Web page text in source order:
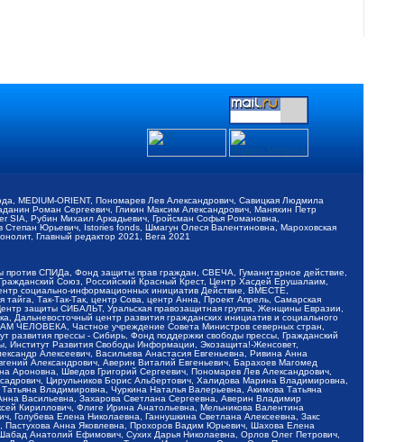
MEDIUM-ORIENT, Пономарев Лев Александрович, Савицкая Людмила
Роман Сергеевич, Гликин Максим Александрович, Маняхин Петр
Рубин Михаил Аркадьевич, Гройсман Софья Романовна,
Юрьевич, Istories fonds, Шмагун Олеся Валентиновна, Мароховская
Главный редактор 2021, Вега 2021
СПИДа, Фонд защиты прав граждан, СВЕЧА, Гуманитарное действие,
Союз, Российский Красный Крест, Центр Хасдей Ерушалаим,
социально-информационных инициатив Действие, ВМЕСТЕ,
Так-Так-Так, центр Сова, центр Анна, Проект Апрель, Самарская
защиты СИБАЛЬТ, Уральская правозащитная группа, Женщины Евразии,
Дальневосточный центр развития гражданских инициатив и социального
ЧЕЛОВЕКА, Частное учреждение Совета Министров северных стран,
прессы - Сибирь, Фонд поддержки свободы прессы, Гражданский
Институт Развития Свободы Информации, Экозащита!-Женсовет,
Алексеевич, Васильева Анастасия Евгеньевна, Ривина Анна
Александрович, Аверин Виталий Евгеньевич, Барахоев Магомед
Шведов Григорий Сергеевич, Пономарев Лев Александрович,
Цирульников Борис Альбертович, Халидова Марина Владимировна,
Владимировна, Чуркина Наталья Валерьевна, Акимова Татьяна
Васильевна, Захарова Светлана Сергеевна, Аверин Владимир
Кириллович, Флиге Ирина Анатольевна, Мельникова Валентина
Елена Николаевна, Ганнушкина Светлана Алексеевна, Закс
Анна Яковлевна, Прохоров Вадим Юрьевич, Шахова Елена
Анатолий Ефимович, Сухих Дарья Николаевна, Орлов Олег Петрович,